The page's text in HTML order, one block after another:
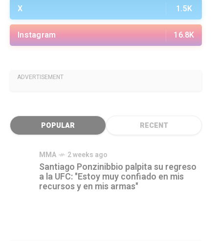
X 1.5K
Instagram 16.8K
ADVERTISEMENT
POPULAR RECENT
MMA 2 weeks ago
Santiago Ponzinibbio palpita su regreso
a la UFC: "Estoy muy confiado en mis
recursos y en mis armas"